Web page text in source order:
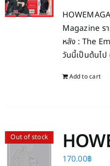
Magazine ร
หลัง : The
วันนี้เป็นต้นไป
Add to cart
Out of stock
170.00฿